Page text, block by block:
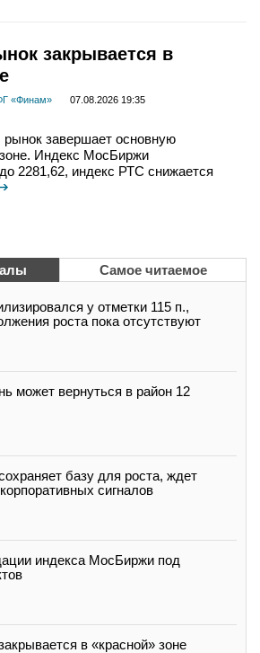
закрывается в
«Финам»
07.08.2026 19:35
рынок завершает основную
Индекс МосБиржи
2281,62, индекс РТС снижается
Самое читаемое
у отметки 115 п.,
роста пока отсутствуют
может вернуться в район 12
базу для роста, ждет
сигналов
индекса МосБиржи под
в «красной» зоне